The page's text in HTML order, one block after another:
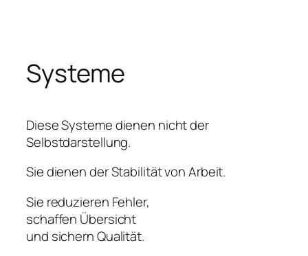
springen
Systeme
Diese Systeme dienen nicht der
Selbstdarstellung.
Sie dienen der Stabilität von Arbeit.
Sie reduzieren Fehler,
schaffen Übersicht
und sichern Qualität.